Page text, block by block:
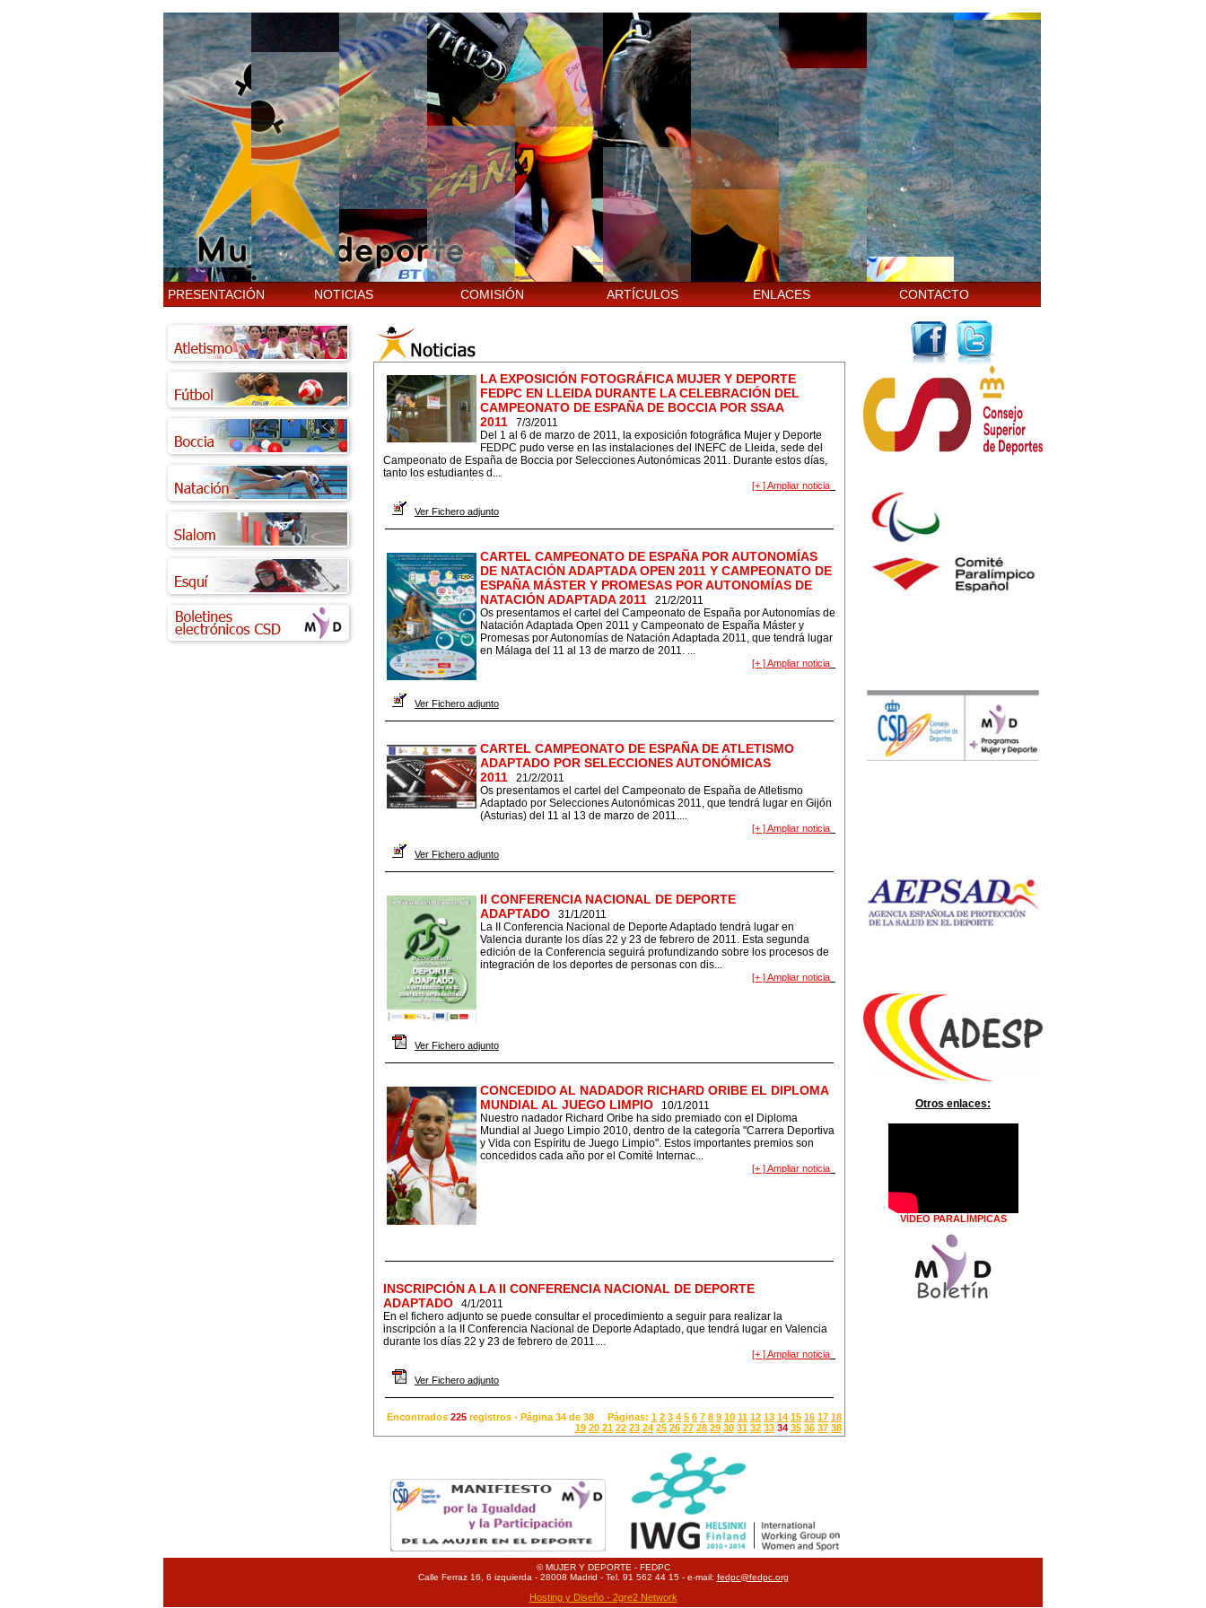
PRESENTACIÓN NOTICIAS COMISIÓN ARTÍCULOS ENLACES CONTACTO
LA EXPOSICIÓN FOTOGRÁFICA MUJER Y DEPORTE
FEDPC EN LLEIDA DURANTE LA CELEBRACIÓN DEL
CAMPEONATO DE ESPAÑA DE BOCCIA POR SSAA
2011
7/3/2011
Del 1 al 6 de marzo de 2011, la exposición fotográfica Mujer y Deporte
FEDPC pudo verse en las instalaciones del INEFC de Lleida, sede del
Campeonato de España de Boccia por Selecciones Autonómicas 2011. Durante estos días,
tanto los estudiantes d...
[+ ] Ampliar noticia
Ver Fichero adjunto
CARTEL CAMPEONATO DE ESPAÑA POR AUTONOMÍAS
DE NATACIÓN ADAPTADA OPEN 2011 Y CAMPEONATO DE
ESPAÑA MÁSTER Y PROMESAS POR AUTONOMÍAS DE
NATACIÓN ADAPTADA 2011
21/2/2011
Os presentamos el cartel del Campeonato de España por Autonomías de
Natación Adaptada Open 2011 y Campeonato de España Máster y
Promesas por Autonomías de Natación Adaptada 2011, que tendrá lugar
en Málaga del 11 al 13 de marzo de 2011. ...
[+ ] Ampliar noticia
Ver Fichero adjunto
CARTEL CAMPEONATO DE ESPAÑA DE ATLETISMO
ADAPTADO POR SELECCIONES AUTONÓMICAS
2011
21/2/2011
Os presentamos el cartel del Campeonato de España de Atletismo
Adaptado por Selecciones Autonómicas 2011, que tendrá lugar en Gijón
(Asturias) del 11 al 13 de marzo de 2011....
[+ ] Ampliar noticia
Ver Fichero adjunto
II CONFERENCIA NACIONAL DE DEPORTE
ADAPTADO
31/1/2011
La II Conferencia Nacional de Deporte Adaptado tendrá lugar en
Valencia durante los días 22 y 23 de febrero de 2011. Esta segunda
edición de la Conferencia seguirá profundizando sobre los procesos de
integración de los deportes de personas con dis...
[+ ] Ampliar noticia
Ver Fichero adjunto
CONCEDIDO AL NADADOR RICHARD ORIBE EL DIPLOMA
MUNDIAL AL JUEGO LIMPIO
10/1/2011
Nuestro nadador Richard Oribe ha sido premiado con el Diploma
Mundial al Juego Limpio 2010, dentro de la categoría "Carrera Deportiva
y Vida con Espíritu de Juego Limpio". Estos importantes premios son
concedidos cada año por el Comité Internac...
[+ ] Ampliar noticia
INSCRIPCIÓN A LA II CONFERENCIA NACIONAL DE DEPORTE
ADAPTADO
4/1/2011
En el fichero adjunto se puede consultar el procedimiento a seguir para realizar la
inscripción a la II Conferencia Nacional de Deporte Adaptado, que tendrá lugar en Valencia
durante los días 22 y 23 de febrero de 2011....
[+ ] Ampliar noticia
Ver Fichero adjunto
Encontrados 225 registros - Página 34 de 38 Páginas: 1 2 3 4 5 6 7 8 9 10 11 12 13 14 15 16 17 18
19 20 21 22 23 24 25 26 27 28 29 30 31 32 33 34 35 36 37 38
Otros enlaces:
VÍDEO PARALÍMPICAS
© MUJER Y DEPORTE - FEDPC
Calle Ferraz 16, 6 izquierda - 28008 Madrid - Tel. 91 562 44 15 - e-mail: fedpc@fedpc.org
Hosting y Diseño - 2gre2 Network